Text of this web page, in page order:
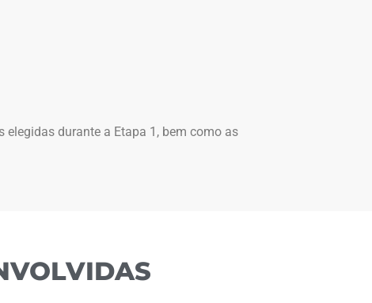
durante a Etapa 1, bem como as